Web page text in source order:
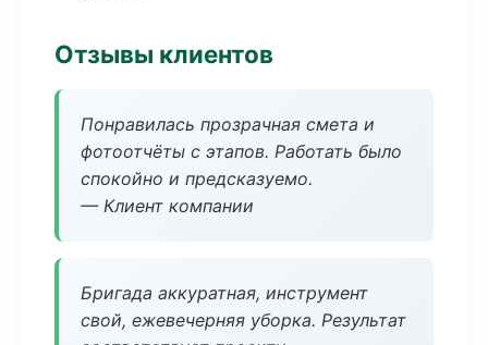
Отзывы клиентов
Понравилась прозрачная смета и
фотоотчёты с этапов. Работать было
спокойно и предсказуемо.
— Клиент компании
Бригада аккуратная, инструмент
свой, ежевечерняя уборка. Результат